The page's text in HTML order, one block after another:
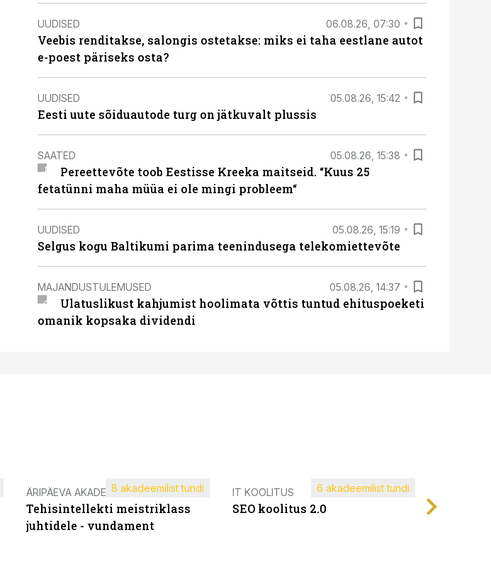
UUDISED 06.08.26, 07:30
Veebis renditakse, salongis ostetakse: miks ei taha eestlane autot
e-poest päriseks osta?
UUDISED 05.08.26, 15:42
Eesti uute sõiduautode turg on jätkuvalt plussis
SAATED 05.08.26, 15:38
Pereettevõte toob Eestisse Kreeka maitseid. “Kuus 25
fetatünni maha müüa ei ole mingi probleem“
UUDISED 05.08.26, 15:19
Selgus kogu Baltikumi parima teenindusega telekomiettevõte
MAJANDUSTULEMUSED 05.08.26, 14:37
Ulatuslikust kahjumist hoolimata võttis tuntud ehituspoeketi
omanik kopsaka dividendi
ÄRIPÄEVA AKADEEMIA
Tehisintellekti meistriklass
juhtidele - vundament
8 akadeemilist tundi IT KOOLITUS
SEO koolitus 2.0
6 akadeemilist tundi